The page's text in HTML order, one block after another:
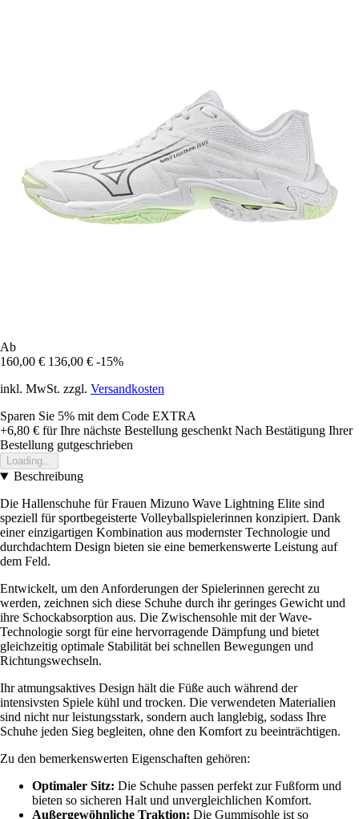
Ab
160,00 € 136,00 € -15%
inkl. MwSt. zzgl. Versandkosten
Sparen Sie 5% mit dem Code EXTRA
+6,80 € für Ihre nächste Bestellung geschenkt Nach Bestätigung Ihrer
Bestellung gutgeschrieben
Loading...
Beschreibung
Die Hallenschuhe für Frauen Mizuno Wave Lightning Elite sind
speziell für sportbegeisterte Volleyballspielerinnen konzipiert. Dank
einer einzigartigen Kombination aus modernster Technologie und
durchdachtem Design bieten sie eine bemerkenswerte Leistung auf
dem Feld.
Entwickelt, um den Anforderungen der Spielerinnen gerecht zu
werden, zeichnen sich diese Schuhe durch ihr geringes Gewicht und
ihre Schockabsorption aus. Die Zwischensohle mit der Wave-
Technologie sorgt für eine hervorragende Dämpfung und bietet
gleichzeitig optimale Stabilität bei schnellen Bewegungen und
Richtungswechseln.
Ihr atmungsaktives Design hält die Füße auch während der
intensivsten Spiele kühl und trocken. Die verwendeten Materialien
sind nicht nur leistungsstark, sondern auch langlebig, sodass Ihre
Schuhe jeden Sieg begleiten, ohne den Komfort zu beeinträchtigen.
Zu den bemerkenswerten Eigenschaften gehören:
Optimaler Sitz: Die Schuhe passen perfekt zur Fußform und
bieten so sicheren Halt und unvergleichlichen Komfort.
Außergewöhnliche Traktion: Die Gummisohle ist so